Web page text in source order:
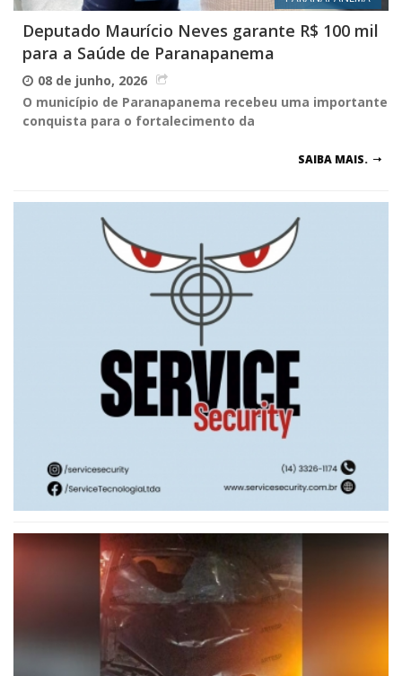
Deputado Maurício Neves garante R$ 100 mil
para a Saúde de Paranapanema
08 de junho, 2026
O município de Paranapanema recebeu uma importante
conquista para o fortalecimento da
SAIBA MAIS.